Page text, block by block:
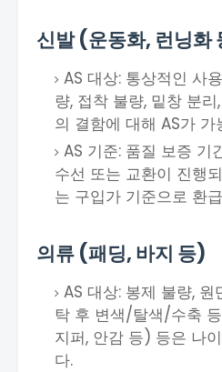
신발 (운동화, 런닝화
AS 대상: 통상적인 사
량, 접착 불량, 밑창 분
의 결함에 대해 AS가 가
AS 기준: 품질 보증 기
수선 또는 교환이 진행
는 구입가 기준으로 환
의류 (패딩, 바지 등)
AS 대상: 봉제 불량,
탁 후 변색/탈색/수축
지퍼, 안감 등) 등은 나
다.